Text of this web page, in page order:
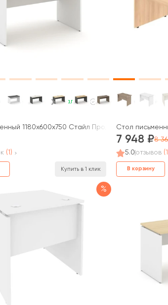
В наличии
1180x600x750 Стайл Проджект / Style
(1)
Купить в 1 клик
Стол
7 948
8
5.0 отзывов
В корзину
%